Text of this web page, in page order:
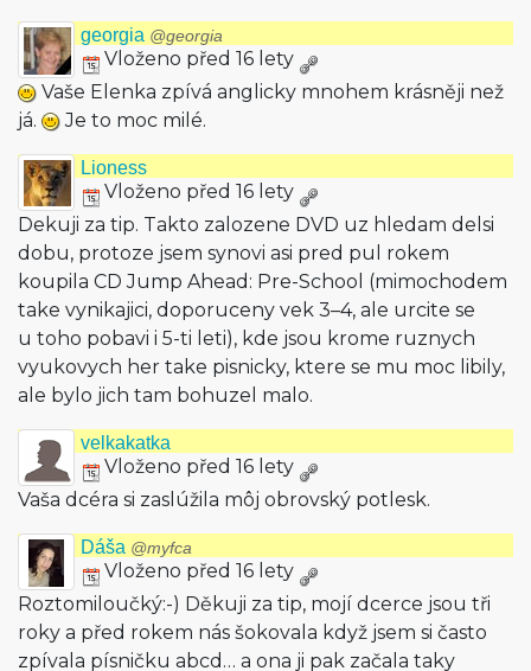
georgia @georgia
Vloženo před 16 lety
Vaše Elenka zpívá anglicky mnohem krásněji než
já.
Je to moc milé.
Lioness
Vloženo před 16 lety
Dekuji za tip. Takto zalozene DVD uz hledam delsi
dobu, protoze jsem synovi asi pred pul rokem
koupila CD Jump Ahead: Pre-School (mimochodem
take vynikajici, doporuceny vek 3–4, ale urcite se
u toho pobavi i 5-ti leti), kde jsou krome ruznych
vyukovych her take pisnicky, ktere se mu moc libily,
ale bylo jich tam bohuzel malo.
velkakatka
Vloženo před 16 lety
Vaša dcéra si zaslúžila môj obrovský potlesk.
Dáša @myfca
Vloženo před 16 lety
Roztomiloučký:-) Děkuji za tip, mojí dcerce jsou tři
roky a před rokem nás šokovala když jsem si často
zpívala písničku abcd… a ona ji pak začala taky